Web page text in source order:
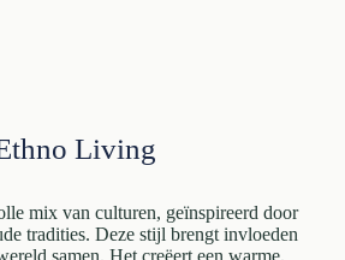
Living
mix van culturen, geïnspireerd door
tradities. Deze stijl brengt invloeden
samen. Het creëert een warme,